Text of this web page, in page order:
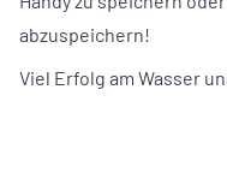
abzuspeichern!
Viel Erfolg am Wasser